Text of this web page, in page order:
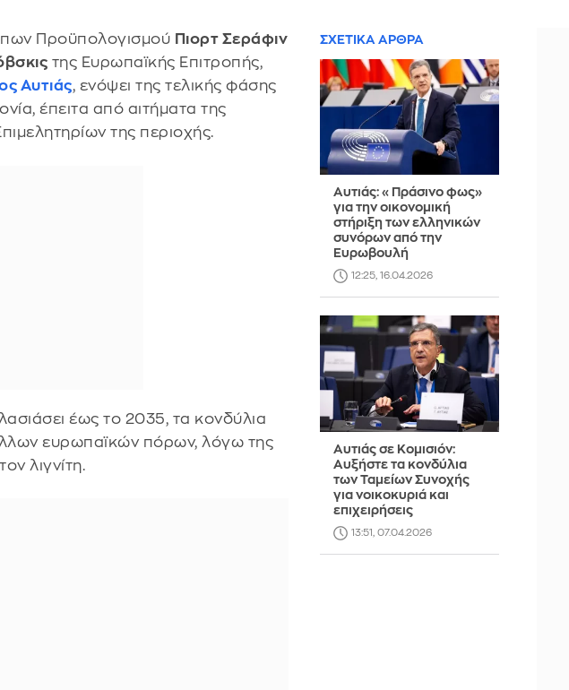
Προϋπολογισμού Πιορτ Σεράφιν
της Ευρωπαϊκής Επιτροπής,
Αυτιάς, ενόψει της τελικής φάσης
έπειτα από αιτήματα της
της περιοχής.
έως το 2035, τα κονδύλια
ευρωπαϊκών πόρων, λόγω της
λιγνίτη.
ΣΧΕΤΙΚΑ ΑΡΘΡΑ
Αυτιάς: «Πράσινο φως»
για την οικονομική
στήριξη των ελληνικών
συνόρων από την
Ευρωβουλή
12:25, 16.04.2026
Αυτιάς σε Κομισιόν:
Αυξήστε τα κονδύλια
των Ταμείων Συνοχής
για νοικοκυριά και
επιχειρήσεις
13:51, 07.04.2026